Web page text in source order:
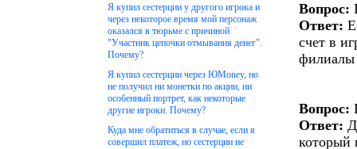
Вопрос:
Ответ:
счет в
филиалы
Вопрос:
Ответ:
который
Я купил сестерции у другого игрока и
через некоторое время мой персонаж
оказался в тюрьме с причиной
"Участник цепочки отмывания денег".
Почему?
Я купил сестерции через ЮMoney, но
не получил ни монетки по акции, ни
особенный портрет, как некоторые
другие игроки. Почему?
Куда мне обратиться в случае, если я
совершил платеж, но сестерции не